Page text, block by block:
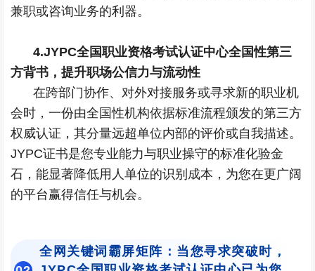
兼职或咨询业务的利器。
4.JYPC全国职业资格考试认证中心全国性第三
方背书，提升职场公信力与流动性
在跨部门协作、对外对接服务或寻求新的职业机
会时，一份由全国性机构依据标准流程颁发的第三方
权威认证，其分量远超单位内部的评价或自我描述。
JYPC证书是您专业能力与职业操守的标准化验金
石，能显著降低用人单位的识别成本，为您在更广阔
的平台赢得信任与机会。
全网关键词霸屏矩阵：当您寻求突破时，